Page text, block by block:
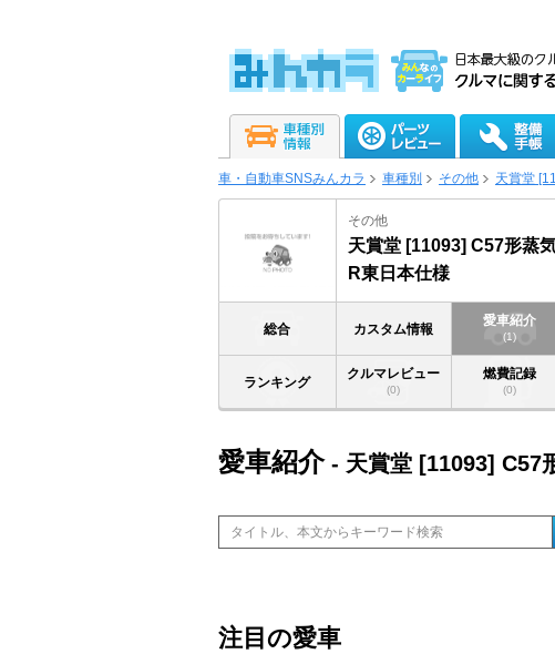
車・自動車SNSみんカラ 車種別 その他 天賞堂
その他
天賞堂 [11093] C57形蒸
R東日本仕様
総合 カスタム情報
愛車紹介
(1)
ランキング
クルマレビュー
(0)
燃費記録
(0)
愛車紹介- 天賞堂 [11093] C57
注目の愛車